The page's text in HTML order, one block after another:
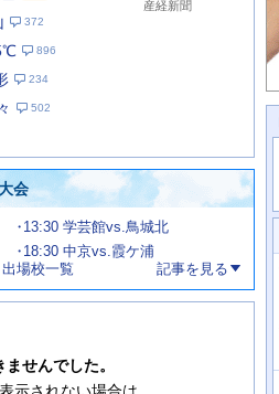
372
896
234
502
産経新聞
会
13:30 学芸館vs.鳥城北
18:30 中京vs.霞ケ浦
出場校一覧 記事を見る
せんでした。